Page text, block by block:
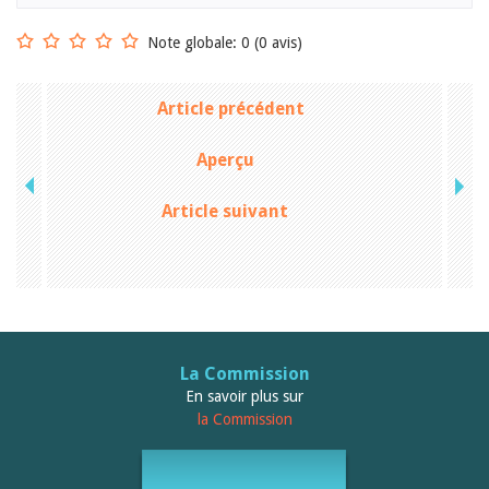
2023
2021
2020
2019
2018
2017
2016
2015
2014
2013
2012
Note globale: 0 (0 avis)
Article précédent
Aperçu
Article suivant
La Commission
En savoir plus sur
la Commission